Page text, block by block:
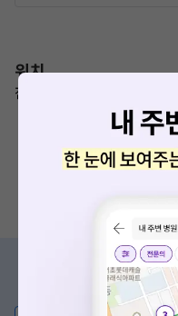
위치
전북 김제시 두월2길 6
증상/치료,
의사가